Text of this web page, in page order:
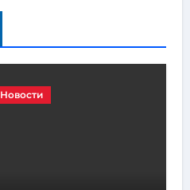
Новости